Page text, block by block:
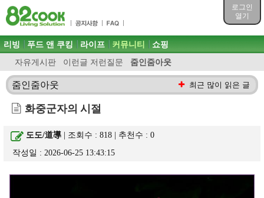
로그인
열기
목차
주메뉴 바로가기
컨텐츠 바로가기
검색 바로가기
로그인 바로가기
주메뉴
리빙 푸드 앤 쿠킹 라이프 커뮤니티
자유게시판 이런글 저런질문 줌인줌아웃
쇼핑
줌인줌아웃 최근 많이 읽은 글
화중군자의 시절
도도/道導 | 조회수 : 818 | 추천수 :0
작성일 : 2026-06-25 13:43:15